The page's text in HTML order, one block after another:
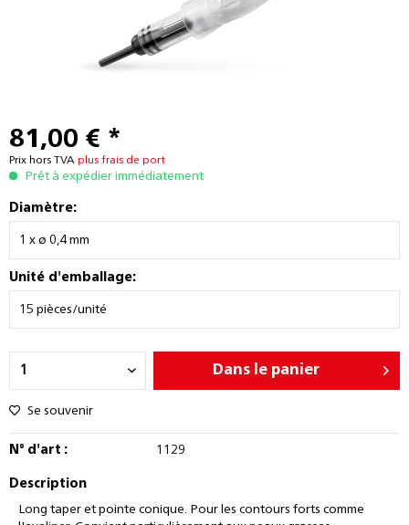
81,00 € *
Prix hors TVA plus frais de port
Prêt à expédier immédiatement
Diamètre:
Unité d'emballage:
Dans le panier
Se souvenir
N° d'art : 1129
Description
Long taper et pointe conique. Pour les contours forts comme